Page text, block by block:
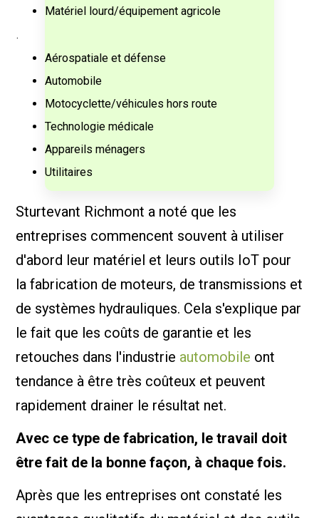
Matériel lourd/équipement agricole
.
Aérospatiale et défense
Automobile
Motocyclette/véhicules hors route
Technologie médicale
Appareils ménagers
Utilitaires
Sturtevant Richmont a noté que les
entreprises commencent souvent à utiliser
d'abord leur matériel et leurs outils IoT pour
la fabrication de moteurs, de transmissions et
de systèmes hydrauliques. Cela s'explique par
le fait que les coûts de garantie et les
retouches dans l'industrie automobile ont
tendance à être très coûteux et peuvent
rapidement drainer le résultat net.
Avec ce type de fabrication, le travail doit
être fait de la bonne façon, à chaque fois.
Après que les entreprises ont constaté les